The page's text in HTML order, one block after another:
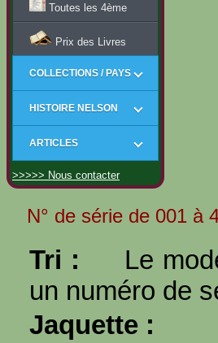
Toutes les 4ème
Prix des Livres
COLLECTIONS / PAYS
HISTOIRE NELSON
ARTICLES
>>>>> Nous contacter
N° de série de 001 à
Tri :
Le
un numéro de
Jaquette :